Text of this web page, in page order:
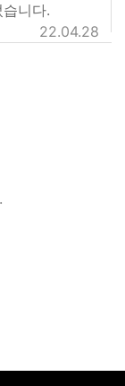
니다.
22.04.28